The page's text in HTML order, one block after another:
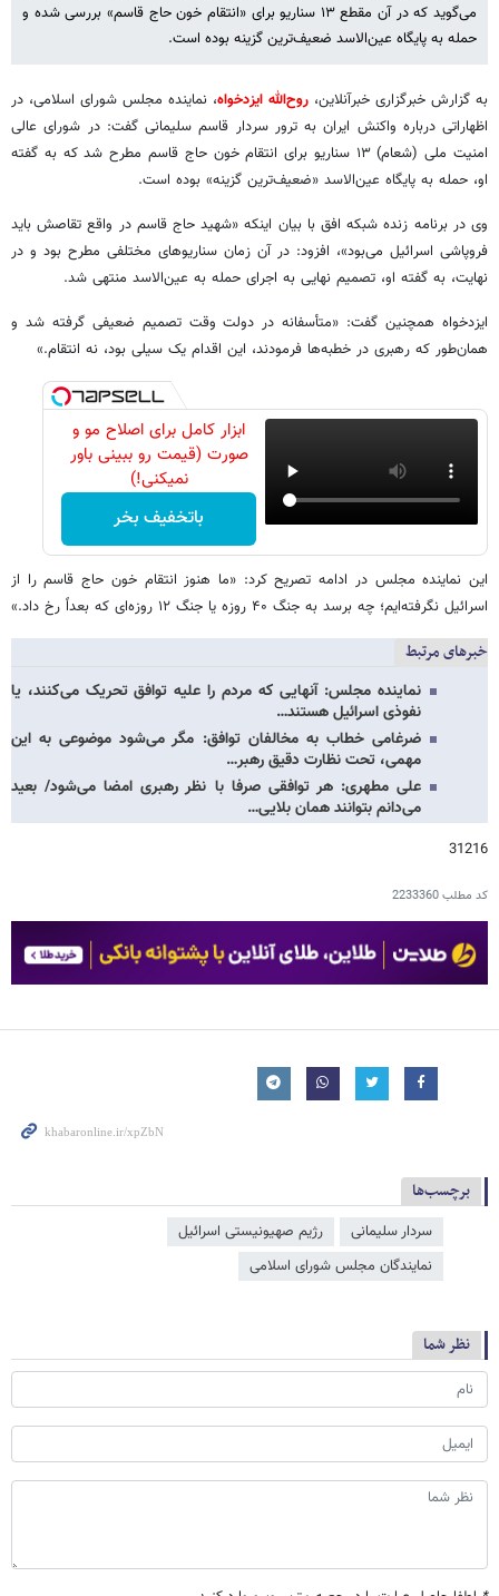
می‌گوید که در آن مقطع ۱۳ سناریو برای «انتقام خون حاج قاسم» بررسی شده و
حمله به پایگاه عین‌الاسد ضعیف‌ترین گزینه بوده است.
به گزارش خبرگزاری خبرآنلاین، روح‌الله ایزدخواه، نماینده مجلس شورای اسلامی، در
اظهاراتی درباره واکنش ایران به ترور سردار قاسم سلیمانی گفت: در شورای عالی
امنیت ملی (شعام) ۱۳ سناریو برای انتقام خون حاج قاسم مطرح شد که به گفته
او، حمله به پایگاه عین‌الاسد «ضعیف‌ترین گزینه» بوده است.
وی در برنامه زنده شبکه افق با بیان اینکه «شهید حاج قاسم در واقع تقاصش باید
فروپاشی اسرائیل می‌بود»، افزود: در آن زمان سناریوهای مختلفی مطرح بود و در
نهایت، به گفته او، تصمیم نهایی به اجرای حمله به عین‌الاسد منتهی شد.
ایزدخواه همچنین گفت: «متأسفانه در دولت وقت تصمیم ضعیفی گرفته شد و
همان‌طور که رهبری در خطبه‌ها فرمودند، این اقدام یک سیلی بود، نه انتقام.»
ابزار کامل برای اصلاح مو و
صورت (قیمت رو ببینی باور
نمیکنی!)
باتخفیف بخر
این نماینده مجلس در ادامه تصریح کرد: «ما هنوز انتقام خون حاج قاسم را از
اسرائیل نگرفته‌ایم؛ چه برسد به جنگ ۴۰ روزه یا جنگ ۱۲ روزه‌ای که بعداً رخ داد.»
خبرهای مرتبط
نماینده مجلس: آنهایی که مردم را علیه توافق تحریک می‌کنند، یا
نفوذی اسرائیل هستند…
ضرغامی خطاب به مخالفان توافق: مگر می‌شود موضوعی به این
مهمی، تحت نظارت دقیق رهبر…
علی مطهری: هر توافقی صرفا با نظر رهبری امضا می‌شود/ بعید
می‌دانم بتوانند همان بلایی…
31216
کد مطلب2233360
برچسب‌ها
سردار سلیمانی
رژیم صهیونیستی اسرائیل
نمایندگان مجلس شورای اسلامی
نظر شما